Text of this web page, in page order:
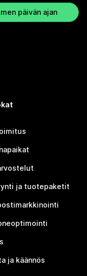
päivän ajan
ja tuotepaketit
ja käännös